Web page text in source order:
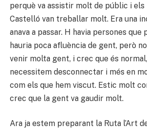
perquè va assistir molt de públic i
Castelló van treballar molt. Era una
anava a passar. H havia persones que
hauria poca afluència de gent, però
venir molta gent, i crec que és
necessitem desconnectar i més en
com els que hem viscut. Estic molt
crec que la gent va gaudir molt.
Ara ja estem preparant la Ruta l’Art